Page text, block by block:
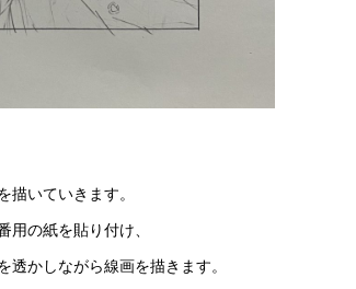
いていきます。
の紙を貼り付け、
透かしながら線画を描きます。